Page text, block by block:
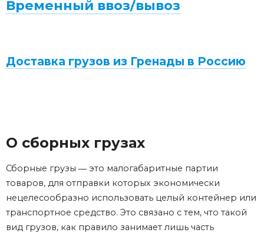
Временный ввоз/вывоз
Доставка грузов из Гренады в Россию
О сборных грузах
Сборные грузы ― это малогабаритные партии
товаров, для отправки которых экономически
нецелесообразно использовать целый контейнер или
транспортное средство. Это связано с тем, что такой
вид грузов, как правило занимает лишь часть